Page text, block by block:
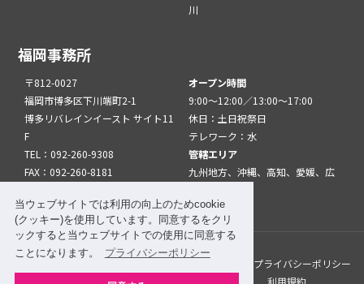
当ウェブサイトでは利用の向上のためcookie
(クッキー)を使用しています。同意するをクリ
ックすると当ウェブサイトでの使用に同意する
ことになります。
プライバシーポリシー
川
福岡事務所
〒812-0027
福岡市博多区下川端町2-1
博多リバレインイースト サイト11
F
TEL：092-260-9308
FAX：092-260-8181
オープン時間
9:00～12:00／13:00～17:00
休日：土日祝祭日
テレワーク：水
管轄エリア
九州地方、沖縄、高知、愛媛、広
このサイトについて
プライバシーポリシー